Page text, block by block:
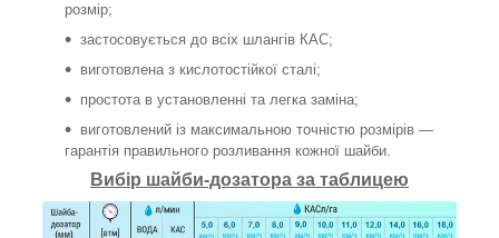
розмір;
застосовується до всіх шлангів КАС;
виготовлена з кислотостійкої сталі;
простота в установленні та легка заміна;
виготовлений із максимальною точністю розмірів —
гарантія правильного розливання кожної шайби.
Вибір шайби-дозатора за таблицею